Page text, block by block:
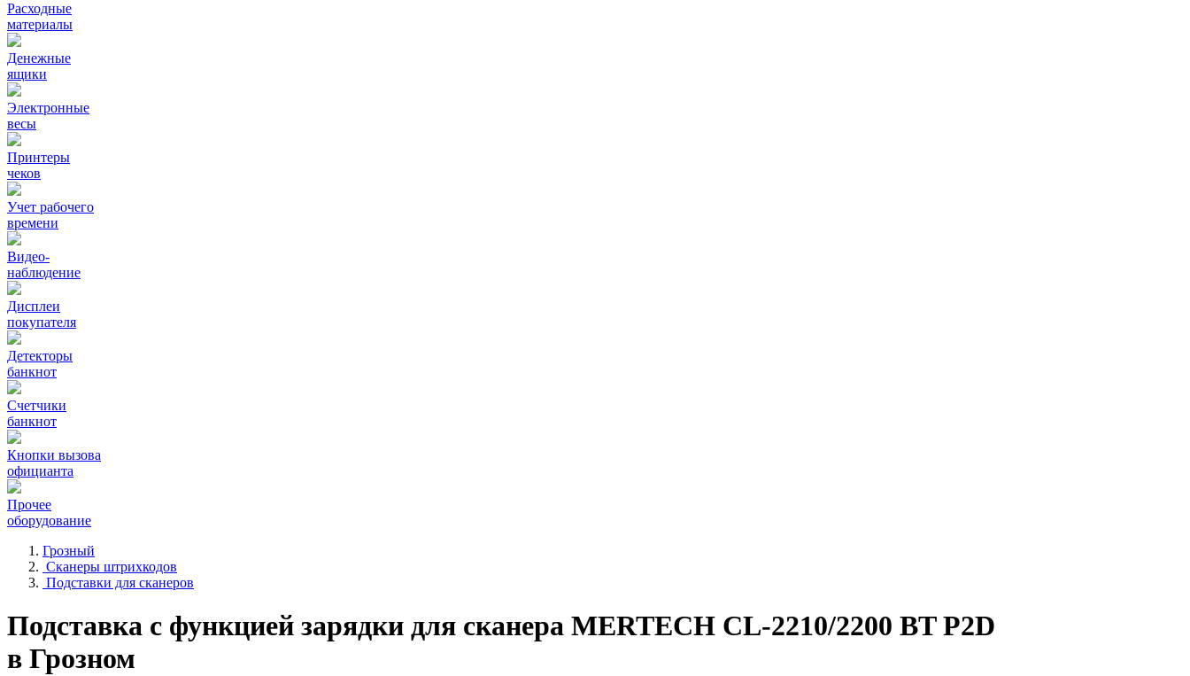
Расходные
материалы
Денежные
ящики
Электронные
весы
Принтеры
чеков
Учет рабочего
времени
Видео‑
наблюдение
Дисплеи
покупателя
Детекторы
банкнот
Счетчики
банкнот
Кнопки вызова
официанта
Прочее
оборудование
Грозный
Сканеры штрихкодов
Подставки для сканеров
Подставка с функцией зарядки для сканера MERTECH CL-2210/2200 BT P2D
в Грозном